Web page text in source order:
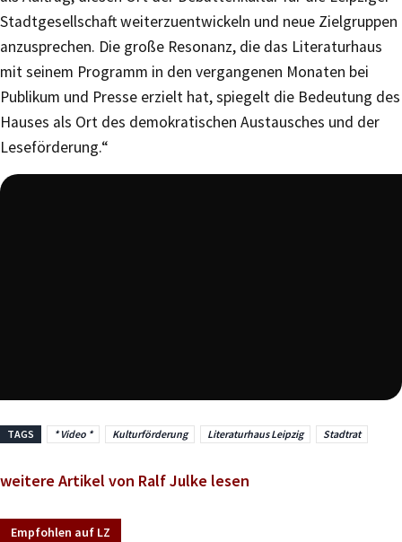
Stadtgesellschaft weiterzuentwickeln und neue Zielgruppen
anzusprechen. Die große Resonanz, die das Literaturhaus
mit seinem Programm in den vergangenen Monaten bei
Publikum und Presse erzielt hat, spiegelt die Bedeutung des
Hauses als Ort des demokratischen Austausches und der
Leseförderung.“
TAGS * Video * Kulturförderung Literaturhaus Leipzig Stadtrat
weitere Artikel von Ralf Julke lesen
Empfohlen auf LZ